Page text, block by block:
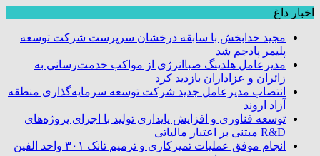
اخبار داغ
مجید خدابخش با سابقه درخشان سرپرست شرکت توسعه
پلیمر پادجم شد
مدیرعامل هلدینگ صباانرژی از مواکب خدمت‌رسانی به
زائران و عزاداران بازدید کرد
انتصاب مدیرعامل جدید شرکت توسعه سرمایه‌گذاری منطقه
آزاد اروند
توسعه فناوری و افزایش پایداری تولید با اجرای پروژه‌های
R&D مبتنی بر اعتبار مالیاتی
انجام موفق عملیات تمیزکاری و ترمیم تانک ۳۰۱ واحد الفین